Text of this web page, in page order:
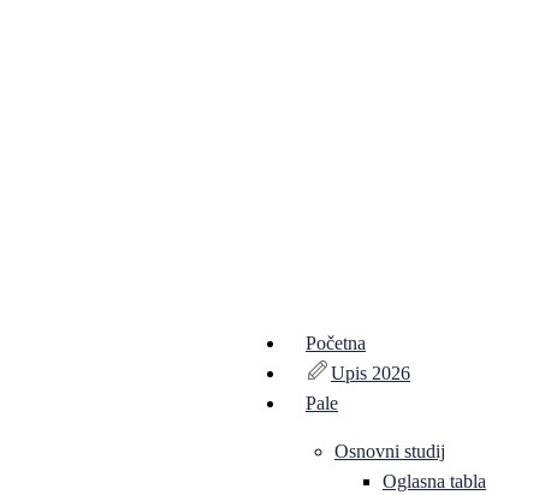
Početna
Upis 2026
Pale
Osnovni studij
Oglasna tabla